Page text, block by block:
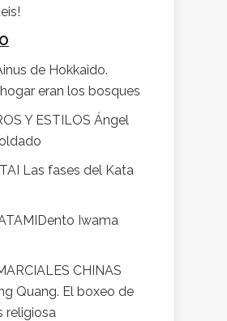
de Hokkaido.
eran los bosques
Y ESTILOS Ángel
Las fases del Kata
Iwama
CHINAS
Quang. El boxeo de
religiosa